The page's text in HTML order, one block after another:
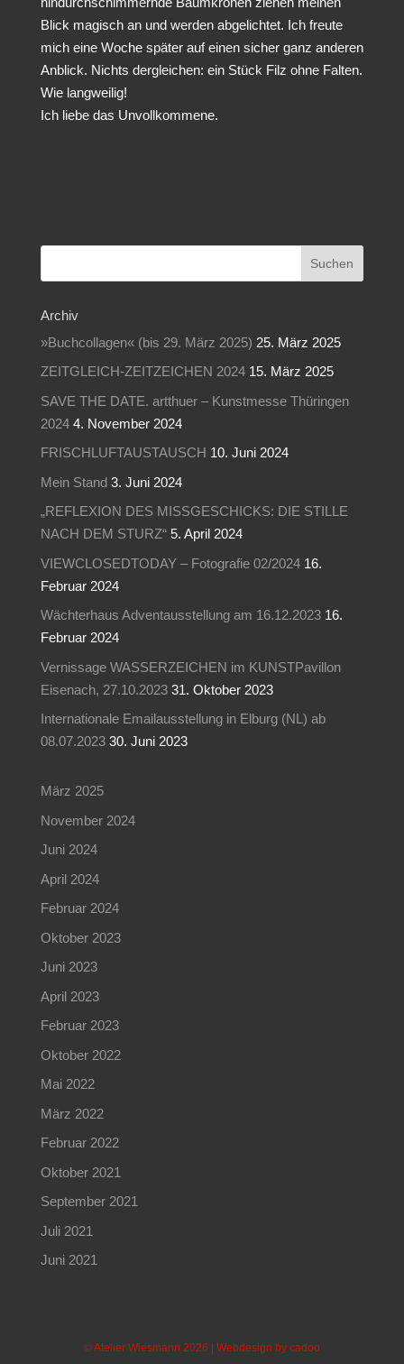
Blick magisch an und werden abgelichtet. Ich freute
mich eine Woche später auf einen sicher ganz anderen
Anblick. Nichts dergleichen: ein Stück Filz ohne Falten.
Wie langweilig!
Ich liebe das Unvollkommene.
Archiv
»Buchcollagen« (bis 29. März 2025) 25. März 2025
ZEITGLEICH-ZEITZEICHEN 2024 15. März 2025
SAVE THE DATE. artthuer – Kunstmesse Thüringen
2024 4. November 2024
FRISCHLUFTAUSTAUSCH 10. Juni 2024
Mein Stand 3. Juni 2024
„REFLEXION DES MISSGESCHICKS: DIE STILLE
NACH DEM STURZ“ 5. April 2024
VIEWCLOSEDTODAY – Fotografie 02/2024 16.
Februar 2024
Wächterhaus Adventausstellung am 16.12.2023 16.
Februar 2024
Vernissage WASSERZEICHEN im KUNSTPavillon
Eisenach, 27.10.2023 31. Oktober 2023
Internationale Emailausstellung in Elburg (NL) ab
08.07.2023 30. Juni 2023
März 2025
November 2024
Juni 2024
April 2024
Februar 2024
Oktober 2023
Juni 2023
April 2023
Februar 2023
Oktober 2022
Mai 2022
März 2022
Februar 2022
Oktober 2021
September 2021
Juli 2021
Juni 2021
© Atelier Wiesmann 2026 | Webdesign by cadoo